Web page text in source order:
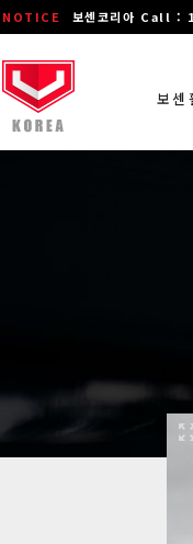
NOTICE 보센코리아 Call :
보센